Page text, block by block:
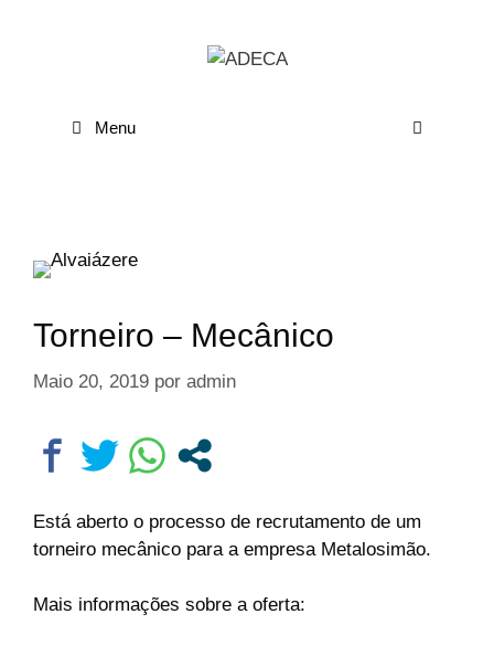
Menu
Torneiro – Mecânico
Maio 20, 2019 por admin
Está aberto o processo de recrutamento de um
torneiro mecânico para a empresa Metalosimão.
Mais informações sobre a oferta: